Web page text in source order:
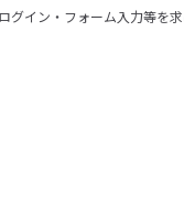
イン・フォーム入力等を求